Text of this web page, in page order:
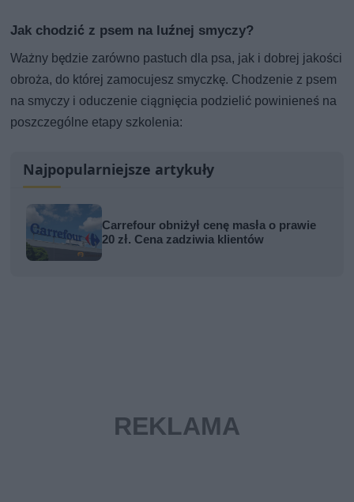
Jak chodzić z psem na luźnej smyczy?
Ważny będzie zarówno pastuch dla psa, jak i dobrej jakości
obroża, do której zamocujesz smyczkę. Chodzenie z psem
na smyczy i oduczenie ciągnięcia podzielić powinieneś na
poszczególne etapy szkolenia:
Najpopularniejsze artykuły
Carrefour obniżył cenę masła o prawie
20 zł. Cena zadziwia klientów